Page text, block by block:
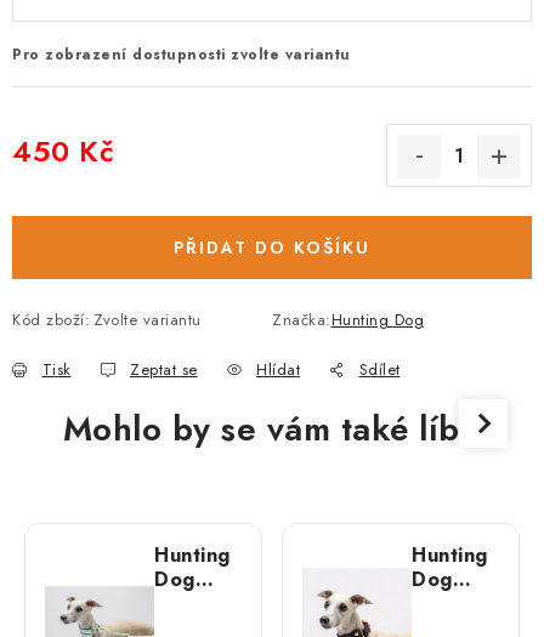
Pro zobrazení dostupnosti zvolte variantu
450 Kč
PŘIDAT DO KOŠÍKU
Kód zboží: Zvolte variantu Značka:Hunting Dog
Tisk Zeptat se Hlídat Sdílet
Mohlo by se vám také líbit
Hunting
Dog
Hunting
Dog